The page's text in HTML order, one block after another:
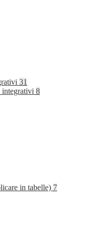
31
integrativi 8
in tabelle) 7